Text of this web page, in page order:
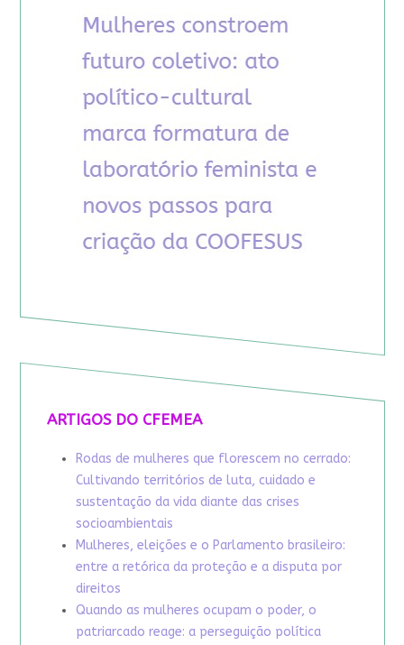
ARTIGOS DO CFEMEA
Rodas de mulheres que florescem no cerrado:
Cultivando territórios de luta, cuidado e
sustentação da vida diante das crises
socioambientais
Mulheres, eleições e o Parlamento brasileiro:
entre a retórica da proteção e a disputa por
direitos
Quando as mulheres ocupam o poder, o
patriarcado reage: a perseguição política